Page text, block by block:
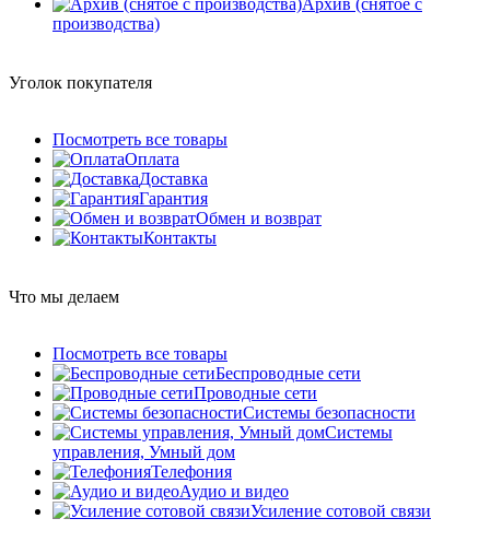
Архив (снятое с
производства)
Уголок покупателя
Посмотреть все товары
Оплата
Доставка
Гарантия
Обмен и возврат
Контакты
Что мы делаем
Посмотреть все товары
Беспроводные сети
Проводные сети
Системы безопасности
Системы
управления, Умный дом
Телефония
Аудио и видео
Усиление сотовой связи